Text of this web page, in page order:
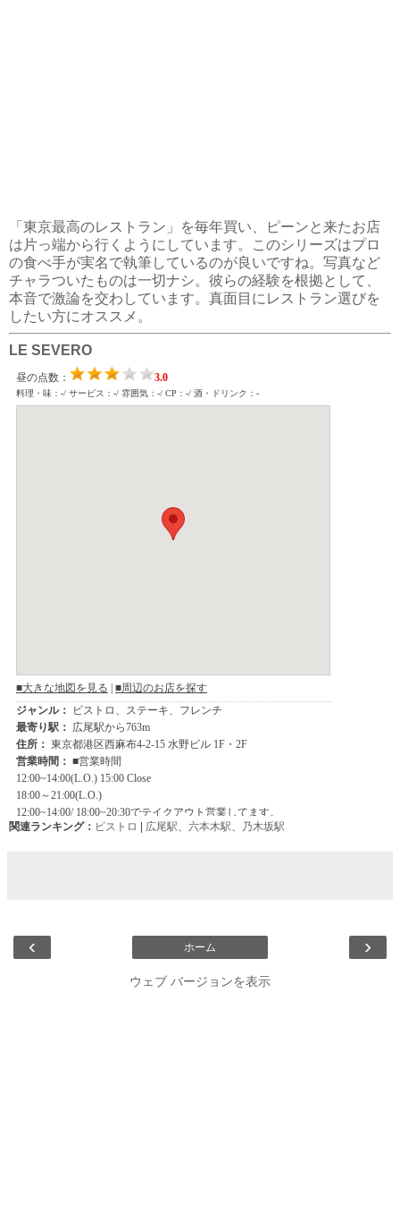
「東京最高のレストラン」を毎年買い、ピーンと来たお店
は片っ端から行くようにしています。このシリーズはプロ
の食べ手が実名で執筆しているのが良いですね。写真など
チャラついたものは一切ナシ。彼らの経験を根拠として、
本音で激論を交わしています。真面目にレストラン選びを
したい方にオススメ。
LE SEVERO
関連ランキング： ビストロ 広尾駅、 六本木駅、 乃木坂駅
‹ ›
ホーム
ウェブ バージョンを表示